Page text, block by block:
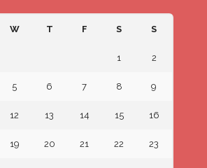
W T F S S
1 2
5 6 7 8 9
12 13 14 15 16
19 20 21 22 23